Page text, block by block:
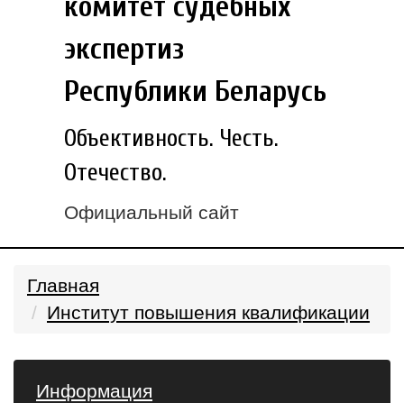
экспертиз
Республики Беларусь
Объективность. Честь.
Отечество.
Официальный сайт
Главная
Институт повышения квалификации
Информация